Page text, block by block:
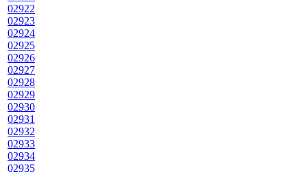
02922
02923
02924
02925
02926
02927
02928
02929
02930
02931
02932
02933
02934
02935